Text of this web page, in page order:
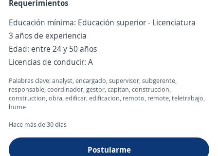
Requerimientos
Educación mínima: Educación superior - Licenciatura
3 años de experiencia
Edad: entre 24 y 50 años
Licencias de conducir: A
Palabras clave: analyst, encargado, supervisor, subgerente,
responsable, coordinador, gestor, capitan, construccion,
construction, obra, edificar, edificacion, remoto, remote, teletrabajo,
home
Hace más de 30 días
Postularme